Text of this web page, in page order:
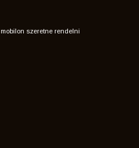
szeretne rendelni